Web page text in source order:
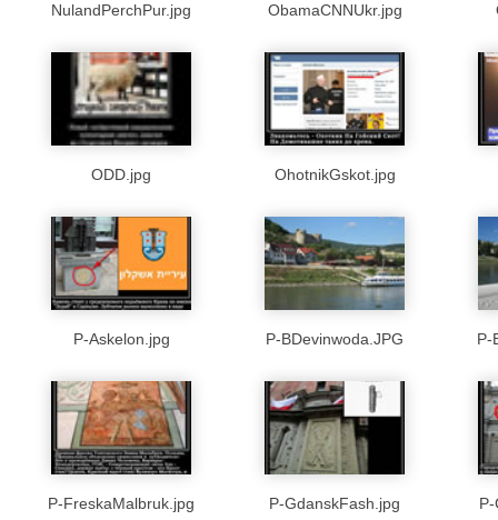
NulandPerchPur.jpg ObamaCNNUkr.jpg
ODD.jpg OhotnikGskot.jpg
P-Askelon.jpg P-BDevinwoda.JPG P-
P-FreskaMalbruk.jpg P-GdanskFash.jpg